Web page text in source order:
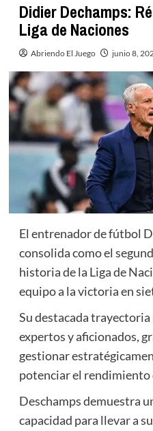
Didier Dechamps:
Liga de Naciones
Abriendo El Juego junio 8,
El entrenador de fútbol
consolida como el
historia de la Liga de
equipo a la victoria en
Su destacada
expertos y aficionados,
gestionar
potenciar el rendimiento
Deschamps demuestra
capacidad para llevar a